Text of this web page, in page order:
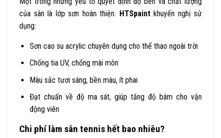
của sân là lớp sơn hoàn thiện. HTSpaintkhuyến nghị sử
dụng:
Sơn cao su acrylic chuyên dụng cho thể thao ngoài trời
Chống tia UV, chống mài mòn
Màu sắc tươi sáng, bền màu, ít phai
Đạt chuẩn về độ ma sát, giúp tăng độ bám cho vận
động viên
Chi phí làm sân tennis hết bao nhiêu?